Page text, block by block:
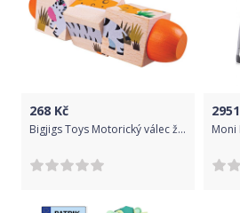
268 Kč
Bigjigs Toys Motorický válec život v džungli
2951